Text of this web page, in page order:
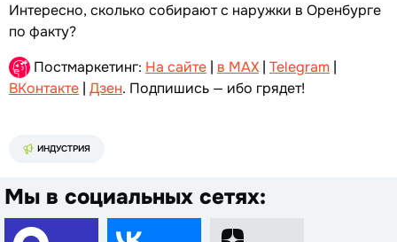
Интересно, сколько собирают с наружки в Оренбурге
по факту?
Постмаркетинг: На сайте | в MAX | Telegram |
ВКонтакте | Дзен. Подпишись — ибо грядет!
ИНДУСТРИЯ
Мы в социальных сетях: